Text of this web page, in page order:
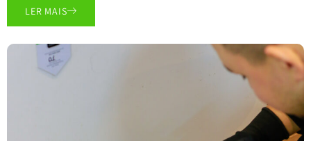
LER MAIS